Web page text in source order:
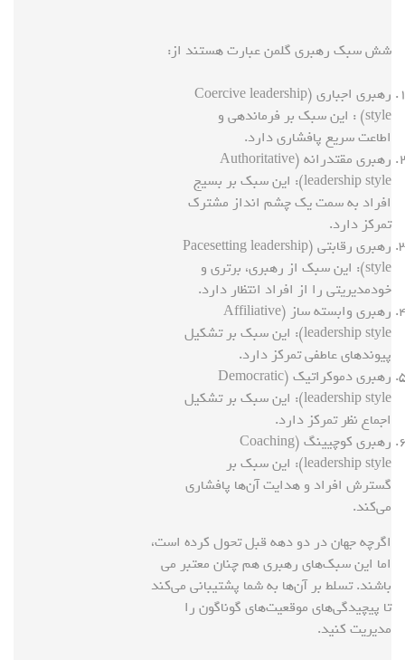
شش سبک رهبری گلمن عبارت هستند از:
رهبری اجباری (Coercive leadership
style) : این سبک بر فرماندهی و
اطاعت سریع پافشاری دارد.
رهبری مقتدرانه (Authoritative
leadership style): این سبک بر بسیج
افراد به سمت یک چشم انداز مشترک
تمرکز دارد.
رهبری رقابتی (Pacesetting leadership
style): این سبک از رهبری، برتری و
خودمدیریتی را از افراد انتظار دارد.
رهبری وابسته ساز (Affiliative
leadership style): این سبک بر تشکیل
پیوندهای عاطفی تمرکز دارد.
رهبری دموکراتیک (Democratic
leadership style): این سبک بر تشکیل
اجماع نظر تمرکز دارد.
رهبری کوچیینگ (Coaching
leadership style): این سبک بر
گسترش افراد و هدایت آن‌ها پافشاری
می‌کند.
اگرچه جهان در دو دهه قبل تحول کرده است،
اما این سبک‌های رهبری هم چنان معتبر می
باشند. تسلط بر آن‌ها به شما پشتیبانی می‌کند
تا پیچیدگی‌های موقعیت‌های گوناگون را
مدیریت کنید.